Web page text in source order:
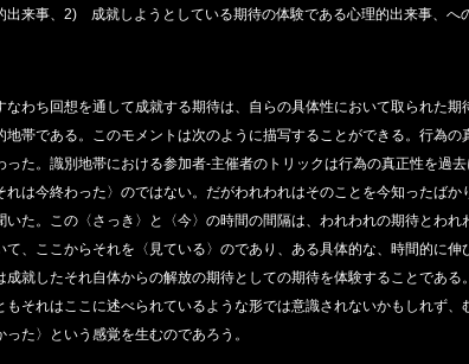
来事、2) 成就しようとしている期待の体験である心理的出来事、へ
わち回想を通して成就する期待は、自らの具体性において取られた期
帯である。このモメントは次のように描写することができる。行為の
た。識別地帯における参加者‐主催者のトリックは行為の真正性を過
は今終わった〉のではない。だがわれわれはそのことを今知ったばか
た。この〈さっき〉と〈今〉の時間の間隔は、われわれの期待とわれ
、ここからそれを〈見ている〉のであり、ある具体的な、時間的に伸
就したそれ自体からの解放の期待としての期待を体験することである
それはここに述べられているような形では意識されないかもしれず、
た〉という感覚を生むのであろう。